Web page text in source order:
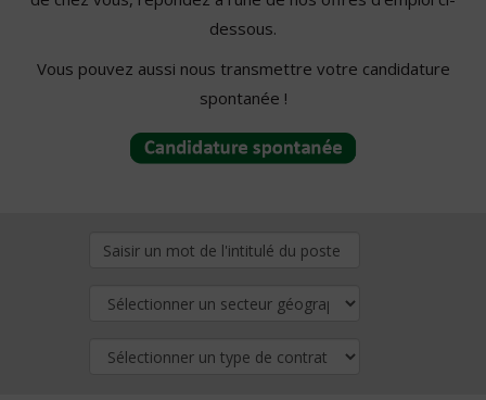
dessous.
Vous pouvez aussi nous transmettre votre candidature
spontanée !